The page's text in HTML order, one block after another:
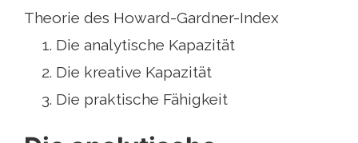
Theorie des Howard-Gardner-Index
Die analytische Kapazität
Die kreative Kapazität
Die praktische Fähigkeit